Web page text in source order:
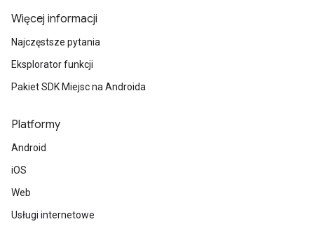
Więcej informacji
Najczęstsze pytania
Eksplorator funkcji
Pakiet SDK Miejsc na Androida
Platformy
Android
iOS
Web
Usługi internetowe